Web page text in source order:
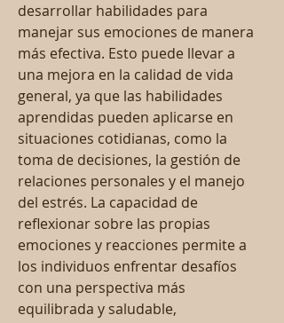
desarrollar habilidades para
manejar sus emociones de manera
más efectiva. Esto puede llevar a
una mejora en la calidad de vida
general, ya que las habilidades
aprendidas pueden aplicarse en
situaciones cotidianas, como la
toma de decisiones, la gestión de
relaciones personales y el manejo
del estrés. La capacidad de
reflexionar sobre las propias
emociones y reacciones permite a
los individuos enfrentar desafíos
con una perspectiva más
equilibrada y saludable,